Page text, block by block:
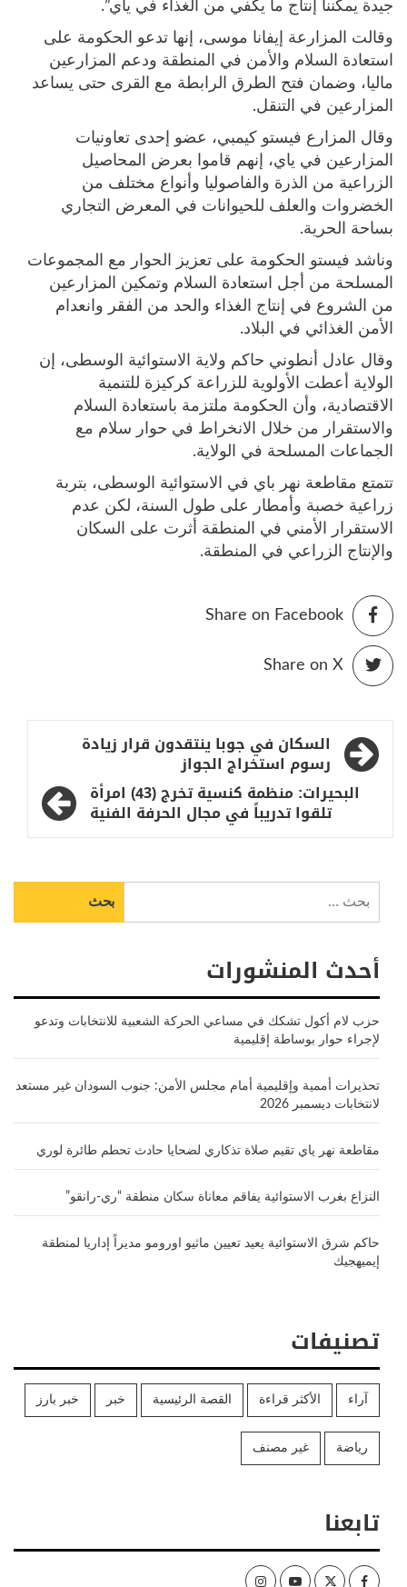
جيدة يمكننا إنتاج ما يكفي من الغذاء في ياي”.
وقالت المزارعة إيفانا موسى، إنها تدعو الحكومة على
استعادة السلام والأمن في المنطقة ودعم المزارعين
ماليا، وضمان فتح الطرق الرابطة مع القرى حتى يساعد
المزارعين في التنقل.
وقال المزارع فيستو كيمبي، عضو إحدى تعاونيات
المزارعين في ياي، إنهم قاموا بعرض المحاصيل
الزراعية من الذرة والفاصوليا وأنواع مختلف من
الخضروات والعلف للحيوانات في المعرض التجاري
بساحة الحرية.
وناشد فيستو الحكومة على تعزيز الحوار مع المجموعات
المسلحة من أجل استعادة السلام وتمكين المزارعين
من الشروع في إنتاج الغذاء والحد من الفقر وانعدام
الأمن الغذائي في البلاد.
وقال عادل أنطوني حاكم ولاية الاستوائية الوسطى، إن
الولاية أعطت الأولوية للزراعة كركيزة للتنمية
الاقتصادية، وأن الحكومة ملتزمة باستعادة السلام
والاستقرار من خلال الانخراط في حوار سلام مع
الجماعات المسلحة في الولاية.
تتمتع مقاطعة نهر باي في الاستوائية الوسطى، بتربة
زراعية خصبة وأمطار على طول السنة، لكن عدم
الاستقرار الأمني في المنطقة أثرت على السكان
والإنتاج الزراعي في المنطقة.
Share on Facebook
Share on X
تصفّح
المقالات
السكان في جوبا ينتقدون قرار زيادة
رسوم استخراج الجواز
البحيرات: منظمة كنسية تخرج (43) امرأة
تلقوا تدريباً في مجال الحرفة الفنية
عن:
أحدث المنشورات
حزب لام أكول تشكك في مساعي الحركة الشعبية للانتخابات وتدعو
لإجراء حوار بوساطة إقليمية
تحذيرات أممية وإقليمية أمام مجلس الأمن: جنوب السودان غير مستعد
لانتخابات ديسمبر 2026
مقاطعة نهر ياي تقيم صلاة تذكاري لضحايا حادث تحطم طائرة لوري
النزاع بغرب الاستوائية يفاقم معاناة سكان منطقة “ري-رانقو”
حاكم شرق الاستوائية يعيد تعيين ماثيو اورومو مديراً إداريا لمنطقة
إيميهجيك
تصنيفات
آراء الأكثر قراءة القصة الرئيسية خبر خبر بارز
رياضة غير مصنف
تابعنا
Facebook
Twitter
Youtube
Instagram